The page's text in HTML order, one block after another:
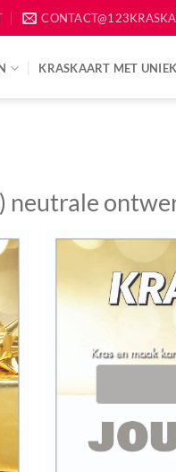
KRASKAART MET